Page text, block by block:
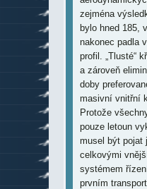
zejména
bylo hned 185,
nakonec padla
profil. „Tlusté“
a zároveň
doby
masivní vnitřní
Protože
pouze letoun
musel být pojat
celkovými
systémem
prvním